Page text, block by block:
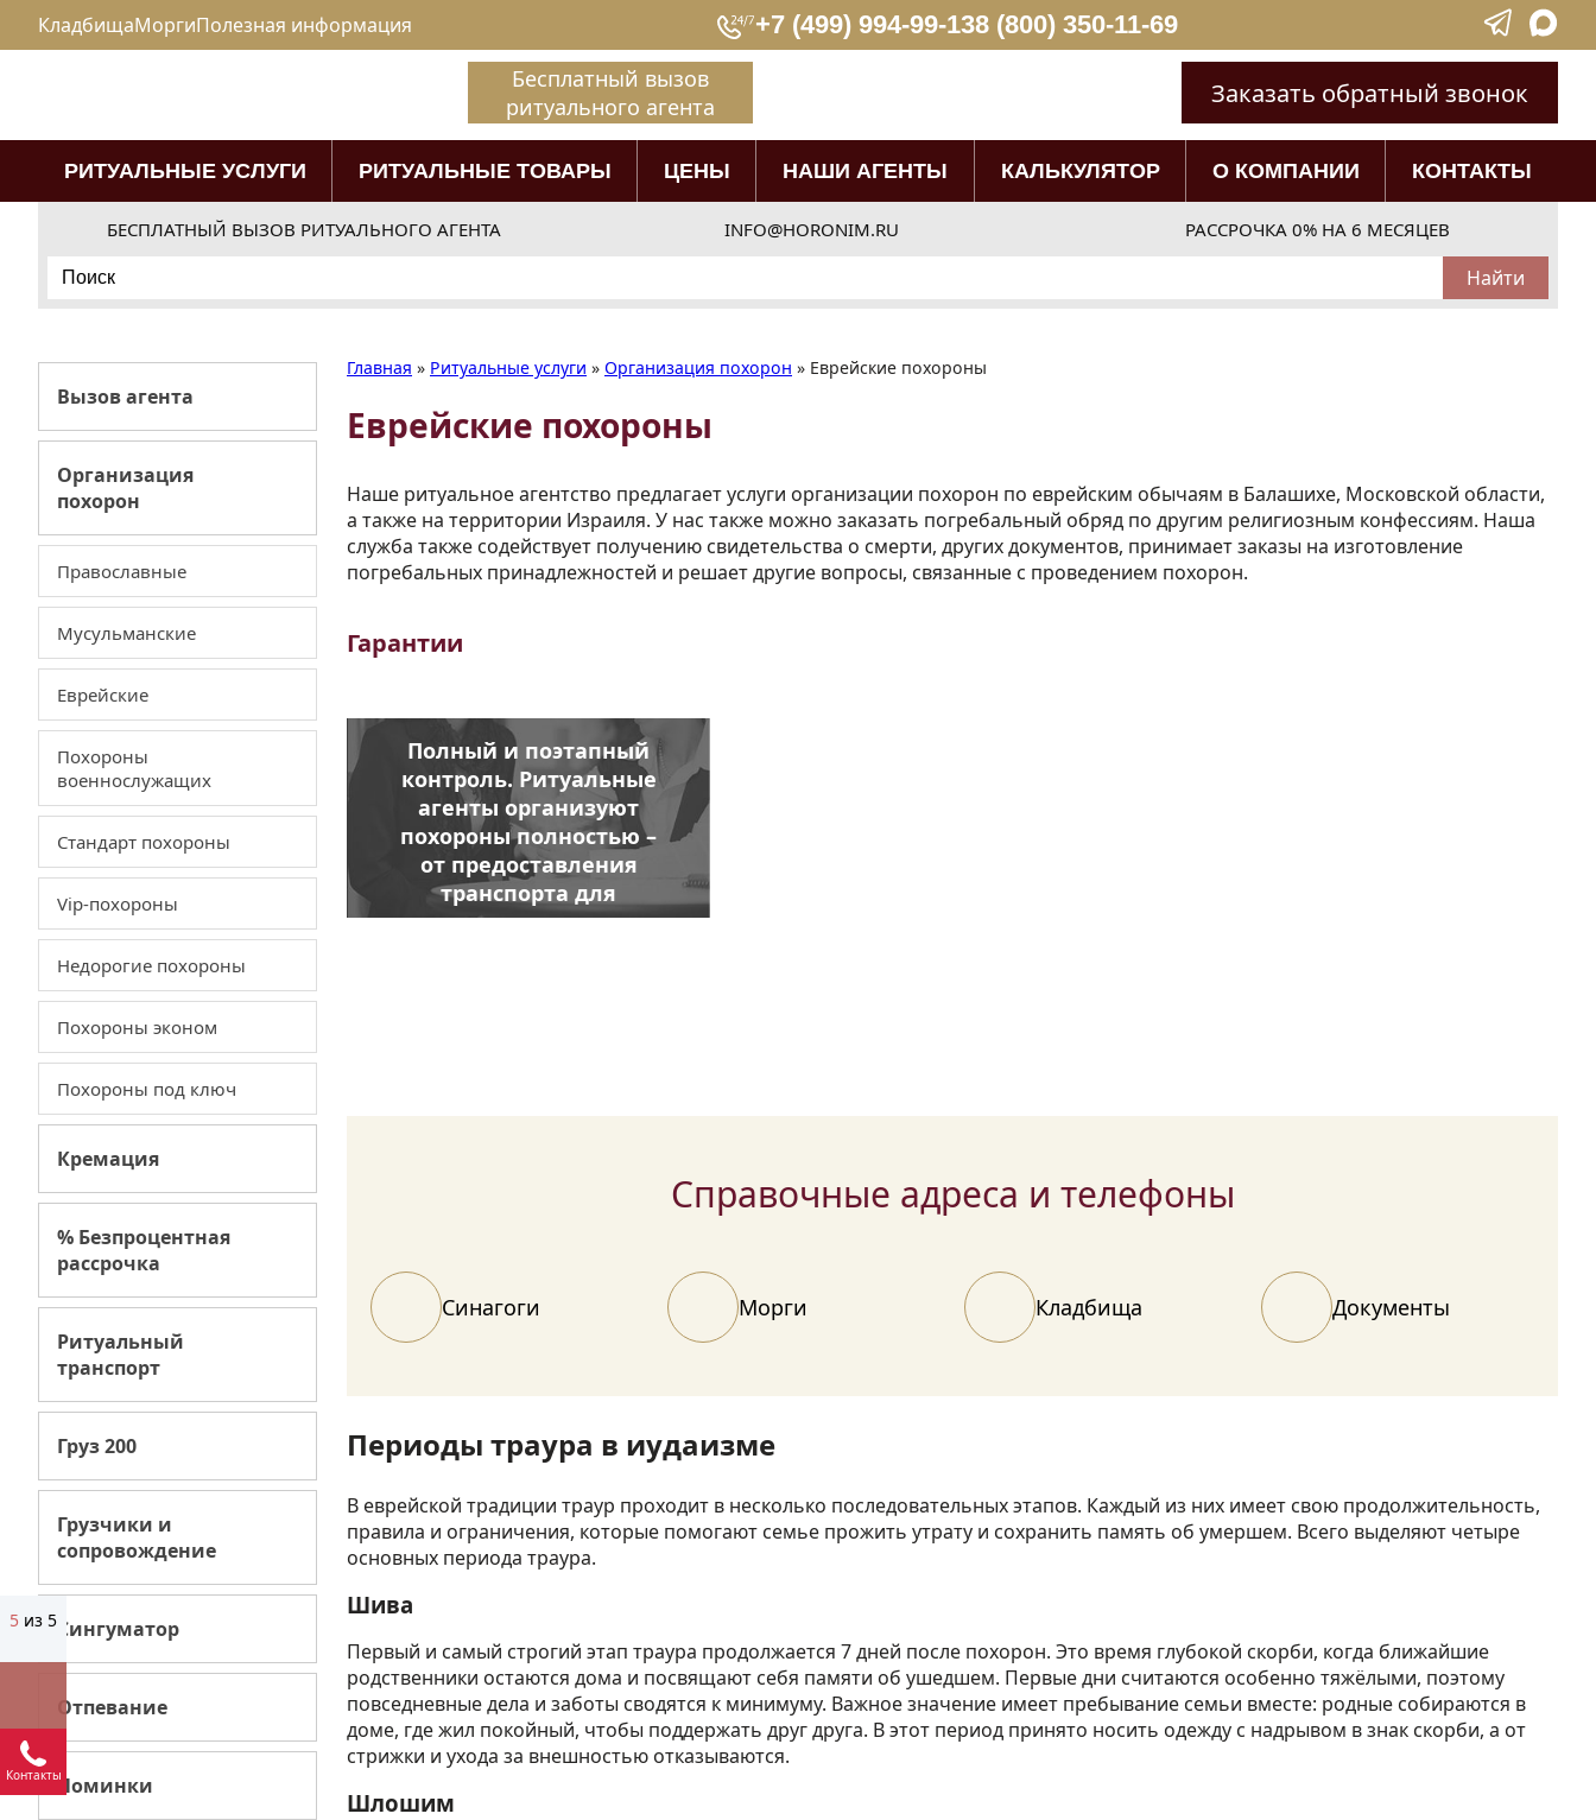
КладбищаМоргиПолезная информация +7 (499) 994-99-138 (800) 350-11-69
Бесплатный вызов
ритуального агента
Заказать обратный звонок
РИТУАЛЬНЫЕ УСЛУГИ РИТУАЛЬНЫЕ ТОВАРЫ ЦЕНЫ НАШИ АГЕНТЫ КАЛЬКУЛЯТОР О КОМПАНИИ КОНТАКТЫ
БЕСПЛАТНЫЙ ВЫЗОВ РИТУАЛЬНОГО АГЕНТА INFO@HORONIM.RU РАССРОЧКА 0% НА 6 МЕСЯЦЕВ
for:
Вызов агента
Организация
похорон
Православные
Мусульманские
Еврейские
Похороны
военнослужащих
Стандарт похороны
Vip-похороны
Недорогие похороны
Похороны эконом
Похороны под ключ
Кремация
% Безпроцентная
рассрочка
Ритуальный
транспорт
Груз 200
Грузчики и
сопровождение
Сингуматор
Отпевание
Поминки
Главная » Ритуальные услуги » Организация похорон » Еврейские похороны
Еврейские похороны
Наше ритуальное агентство предлагает услуги организации похорон по еврейским обычаям в Балашихе, Московской области,
а также на территории Израиля. У нас также можно заказать погребальный обряд по другим религиозным конфессиям. Наша
служба также содействует получению свидетельства о смерти, других документов, принимает заказы на изготовление
погребальных принадлежностей и решает другие вопросы, связанные с проведением похорон.
Гарантии
Полный и поэтапный
контроль.Ритуальные
агенты организуют
похороны полностью –
от предоставления
транспорта для
перевозки до заказа
Справочные адреса и телефоны
Синагоги Морги Кладбища Документы
Периоды траура в иудаизме
В еврейской традиции траур проходит в несколько последовательных этапов. Каждый из них имеет свою продолжительность,
правила и ограничения, которые помогают семье прожить утрату и сохранить память об умершем. Всего выделяют четыре
основных периода траура.
Шива
Первый и самый строгий этап траура продолжается 7 дней после похорон. Это время глубокой скорби, когда ближайшие
родственники остаются дома и посвящают себя памяти об ушедшем. Первые дни считаются особенно тяжёлыми, поэтому
повседневные дела и заботы сводятся к минимуму. Важное значение имеет пребывание семьи вместе: родные собираются в
доме, где жил покойный, чтобы поддержать друг друга. В этот период принято носить одежду с надрывом в знак скорби, а от
стрижки и ухода за внешностью отказываются.
Шлошим
5 из 5
Контакты